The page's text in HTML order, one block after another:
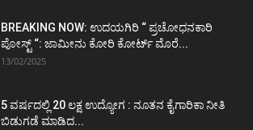
BREAKING NOW: ಉದಯಗಿರಿ “ ಪ್ರಚೋಧನಕಾರಿ
ಪೋಸ್ಟ್‌ “: ಜಾಮೀನು ಕೋರಿ ಕೋರ್ಟ್‌ ಮೊರೆ...
13/02/2025
5 ವರ್ಷದಲ್ಲಿ 20 ಲಕ್ಷ ಉದ್ಯೋಗ : ನೂತನ ಕೈಗಾರಿಕಾ ನೀತಿ
ಬಿಡುಗಡೆ ಮಾಡಿದ...